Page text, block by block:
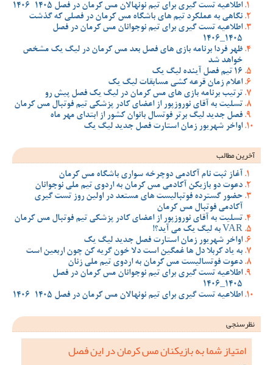
اطلاعیه تست گیری برای تیم نونهالان مس کرمان در فصل 1405-1406
نگاهی به عملکرد تیم های باشگاه مس کرمان در فصلی که گذشت
اطلاعیه تست گیری برای تیم نوجوانان مس کرمان در فصل
1405_1406
ظهر فردا برنامه بازی های فصل بعد مس کرمان در لیگ یک مشخص
خواهد شد
16 تیم فصل آینده لیگ یک
اعلام زمان قرعه کشی مسابقات لیگ یک
ترتیب برنامه بازی های مس کرمان در لیگ یک فصل پیش رو
تسلیت به آقای نوروزپور از اعضای کادر پزشکی تیم فوتبال مس کرمان
فصل جدید لیگ برتر فوتسال بانوان کشور از ابتدای مهر ماه
اواخر شهریور زمان استارت فصل جدید لیگ یک
آخرین مطالب
آغاز ثبت نام آکادمی دوچرخه سواری باشگاه مس کرمان
دعوت دو بازیکن آکادمی مس کرمان به اردوی تیم ملی نوجوانان
حضور گسترده فوتبالیست های مستعد در اولین روز تست گیری
آکادمی فوتبال مس کرمان
تسلیت به آقای نوروزپور از اعضای کادر پزشکی تیم فوتبال مس کرمان
VAR به لیگ یک می آید؟!
اواخر شهریور زمان استارت فصل جدید لیگ یک
به یاد کربلا دل ها غمگین است دلا خون گریه کن چون اربعین است
دعوت فوتسالیست مس کرمان به اردوی تیم ملی زنان
اطلاعیه تست گیری برای تیم نوجوانان مس کرمان در فصل
1405_1406
اطلاعیه تست گیری برای تیم نونهالان مس کرمان در فصل 1405-1406
نظرسنجی
امتیاز شما به بازیکنان مس کرمان در این فصل